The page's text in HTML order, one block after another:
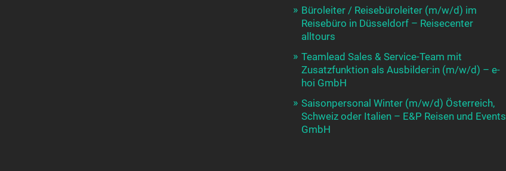
Büroleiter / Reisebüroleiter (m/w/d) im
Reisebüro in Düsseldorf – Reisecenter
alltours
Teamlead Sales & Service-Team mit
Zusatzfunktion als Ausbilder:in (m/w/d) – e-
hoi GmbH
Saisonpersonal Winter (m/w/d) Österreich,
Schweiz oder Italien – E&P Reisen und Events
GmbH